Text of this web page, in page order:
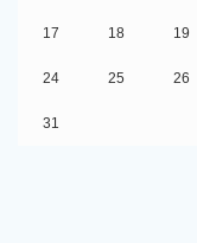
17 18 19
24 25 26
31